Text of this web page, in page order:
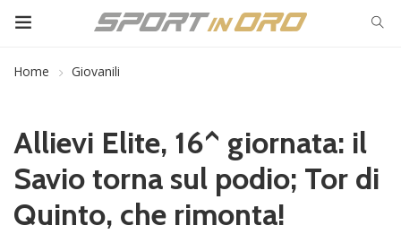
Home Giovanili
Allievi Elite, 16^ giornata: il
Savio torna sul podio; Tor di
Quinto, che rimonta!